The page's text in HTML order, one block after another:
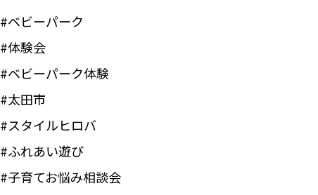
#ベビーパーク
#体験会
#ベビーパーク体験
#太田市
#スタイルヒロバ
#ふれあい遊び
#子育てお悩み相談会